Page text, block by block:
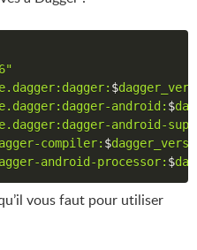
$
android: $
android-
compiler: $
android-processor: $
vous faut pour utiliser